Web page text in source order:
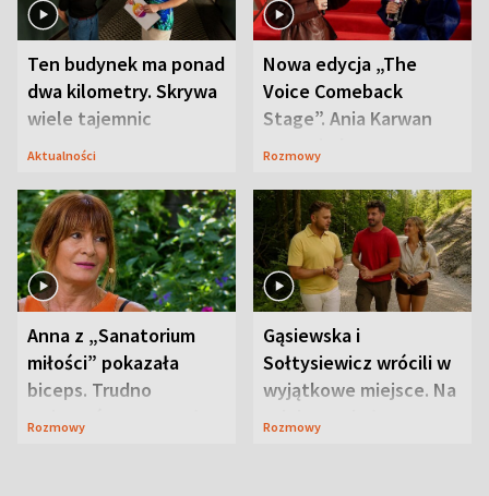
Ten budynek ma ponad
dwa kilometry. Skrywa
wiele tajemnic
Aktualności
Nowa edycja „The
Voice Comeback
Stage”. Ania Karwan
zapowiada
Rozmowy
Anna z „Sanatorium
miłości” pokazała
biceps. Trudno
uwierzyć, co przeszła
Rozmowy
Gąsiewska i
Sołtysiewicz wrócili w
wyjątkowe miejsce. Na
szlaku czekał
Rozmowy